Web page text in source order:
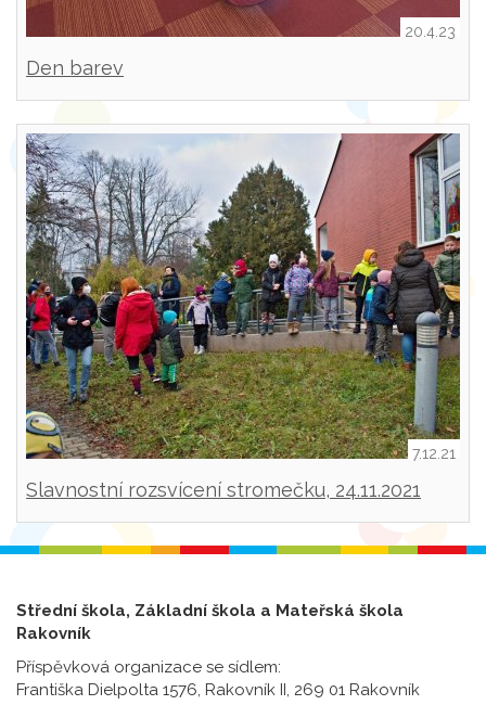
20.4.23
Den barev
7.12.21
Slavnostní rozsvícení stromečku, 24.11.2021
Střední škola, Základní škola a Mateřská škola
Rakovník
Příspěvková organizace se sídlem:
Františka Dielpolta 1576, Rakovník II, 269 01 Rakovník